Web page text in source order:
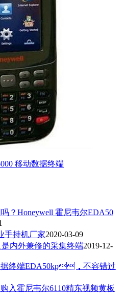
移动数据终端
？Honeywell 霍尼韦尔EDA50
手持机厂家2020-03-09
内外兼修的采集终端2019-12-
终端EDA50kp，不容错过
入霍尼韦尔6110精东视频黄板